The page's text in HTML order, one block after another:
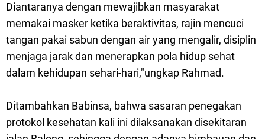
Diantaranya dengan mewajibkan masyarakat
memakai masker ketika beraktivitas, rajin mencuci
tangan pakai sabun dengan air yang mengalir, disiplin
menjaga jarak dan menerapkan pola hidup sehat
dalam kehidupan sehari-hari,"ungkap Rahmad.
Ditambahkan Babinsa, bahwa sasaran penegakan
protokol kesehatan kali ini dilaksanakan disekitaran